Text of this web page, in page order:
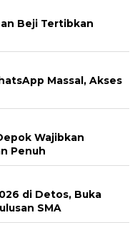
Beji Tertibkan
Massal, Akses
Wajibkan
Penuh
di Detos, Buka
SMA